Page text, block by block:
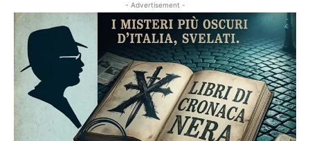
- Advertisement -